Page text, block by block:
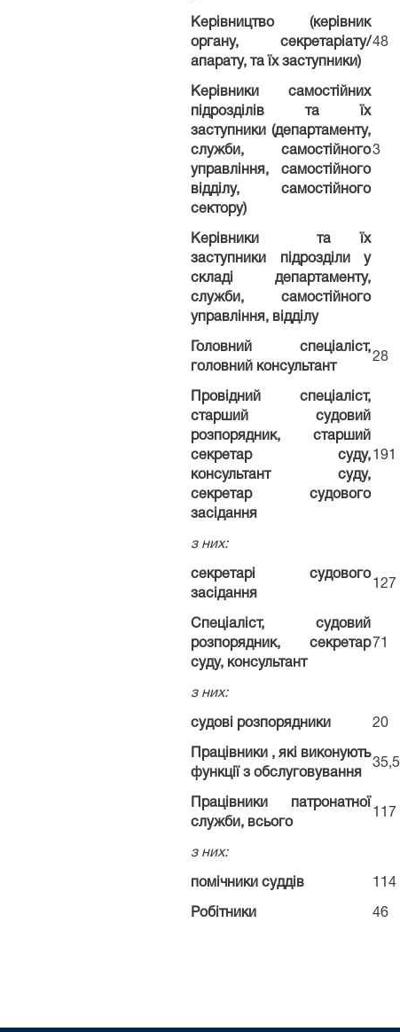
Керівництво (керівник
органу, секретаріату/
апарату, та їх заступники)
48
Керівники самостійних
підрозділів та їх
заступники (департаменту,
служби, самостійного
управління, самостійного
відділу, самостійного
сектору)
3
Керівники та їх
заступники підрозділи у
складі департаменту,
служби, самостійного
управління, відділу
Головний спеціаліст,
головний консультант
28
Провідний спеціаліст,
старший судовий
розпорядник, старший
секретар суду,
консультант суду,
секретар судового
засідання
191
з них:
секретарі судового
засідання
127
Спеціаліст, судовий
розпорядник, секретар
суду, консультант
71
з них:
судові розпорядники 20
Працівники , які виконують
функції з обслуговування
35,5
Працівники патронатної
служби, всього
117
з них:
помічники суддів 114
Робітники 46